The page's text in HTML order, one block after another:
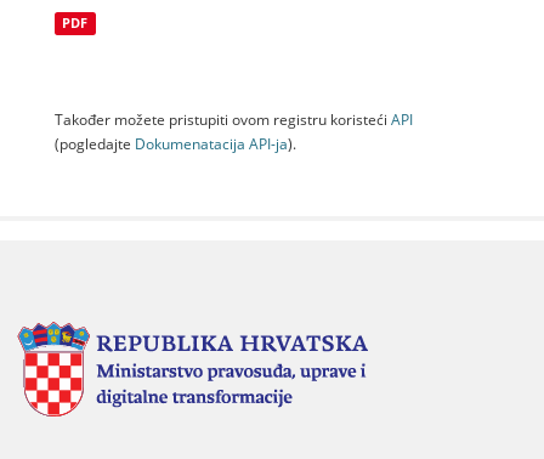
PDF
Također možete pristupiti ovom registru koristeći API
(pogledajte Dokumenаtаcijа API-jа).